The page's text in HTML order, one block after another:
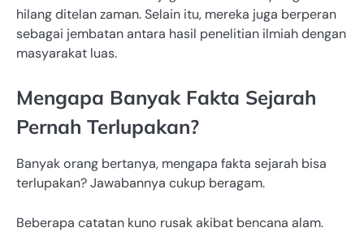
hilang ditelan zaman. Selain itu, mereka juga berperan
sebagai jembatan antara hasil penelitian ilmiah dengan
masyarakat luas.
Mengapa Banyak Fakta Sejarah
Pernah Terlupakan?
Banyak orang bertanya, mengapa fakta sejarah bisa
terlupakan? Jawabannya cukup beragam.
Beberapa catatan kuno rusak akibat bencana alam.